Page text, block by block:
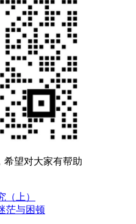
希望对大家有帮助
（上）
茫与困顿